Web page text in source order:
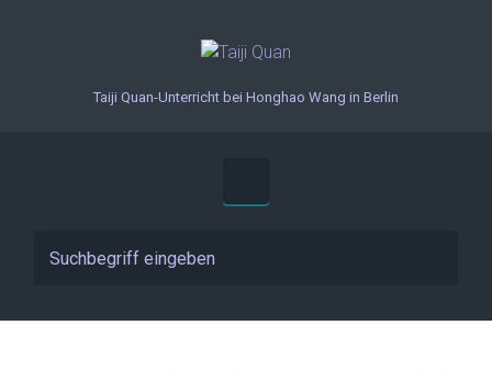
Taiji Quan-Unterricht bei Honghao Wang in Berlin